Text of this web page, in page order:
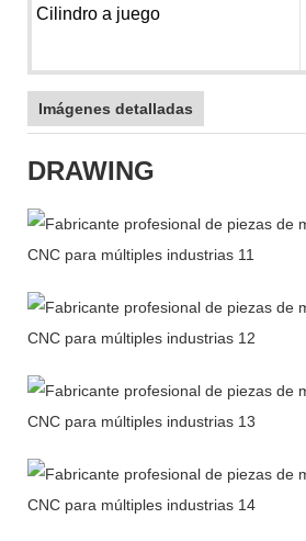
Cilindro a juego
Imágenes detalladas
DRAWING